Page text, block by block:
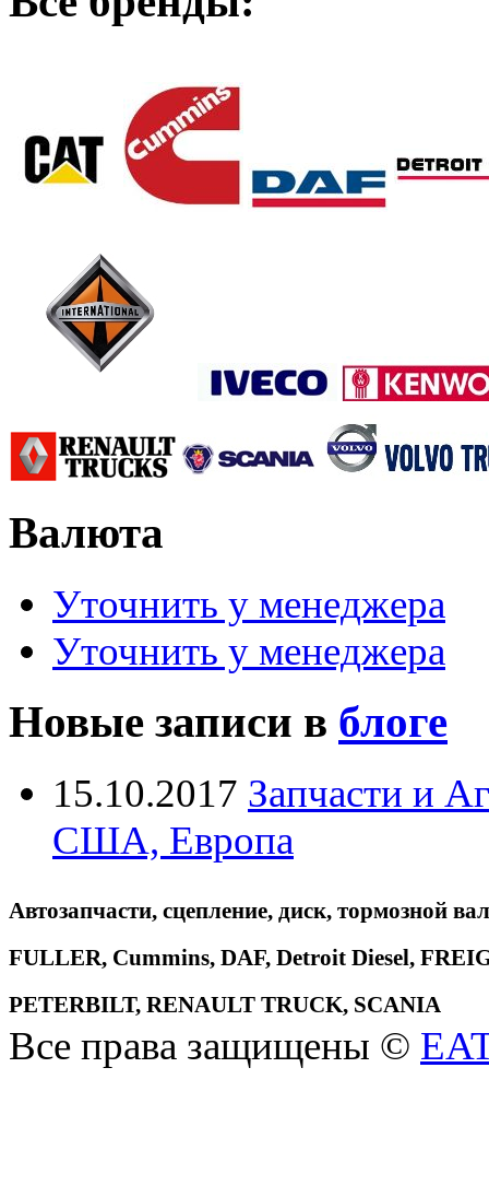
Валюта
Уточнить у менеджера
Уточнить у менеджера
Новые записи в блоге
15.10.2017 Запчасти и
США, Европа
Автозапчасти, сцепление, диск, тормозной
FULLER, Cummins, DAF, Detroit Diesel,
PETERBILT, RENAULT TRUCK, SCANIA
Все права защищены ©